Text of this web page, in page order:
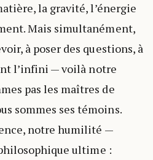
la gravité, l’énergie
Mais simultanément,
à poser des questions, à
l’infini — voilà notre
pas les maîtres de
sommes ses témoins.
notre humilité —
ultime :